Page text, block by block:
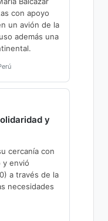
con apoyo
un avión de la
además una
y
cercanía con
y envió
a través de la
necesidades